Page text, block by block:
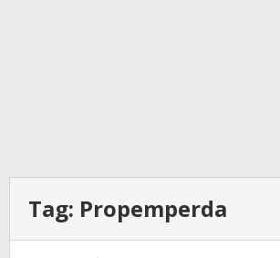
Tag: Propemperda